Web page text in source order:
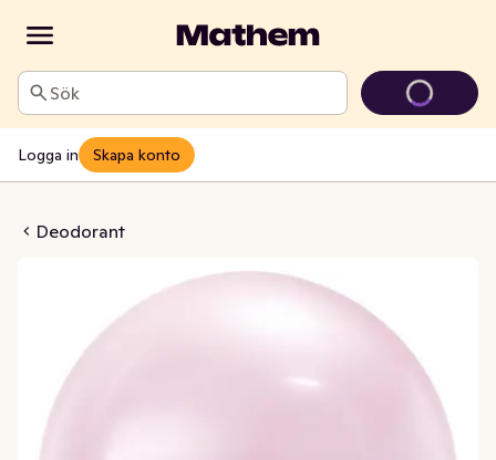
Sök
Logga in Skapa konto
Deodorant
& Beauty 72h